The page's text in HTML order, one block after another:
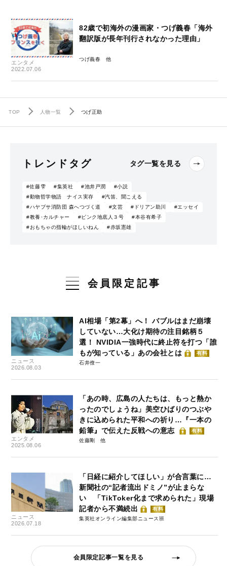
エンタメ
2022.07.06
82歳で初海外の漫画家・つげ義春「海外
翻訳版が長年刊行されなかった理由」
つげ義春
TOP 人物一覧 つげ正助
トレンドタグ タグ一覧を見る
#佐藤雫 #集英社 #池井戸潤
#小説
#動物哲学物語 ナイス実存
#汽笛、聞こえる
#ハヤブサ消防団 森へつづく道
#文芸 #ドリアン助川
#エッセイ
#教養･カルチャー
#ピンク地底人３号
#本谷有希子
#おもちゃの指輪がほしいねん
#赤坂憲雄
会員限定記事
ニュース
2026.08.03
AI相場「第2幕」へ！ バブルはまだ崩壊
していない…大化け期待の注目銘柄５
選！ NVIDIA一強時代に終止符を打つ「誰
もが知っている」あの会社とは
有料
石井僚一
エンタメ
2025.08.06
「あの時、広島の人たちは、もっと熱か
ったのでしょうね」美空ひばりのつぶや
きに込められた平和への祈り…『一本の
鉛筆』で伝えた反戦への意志
有料
佐藤剛
ニュース
2026.07.18
「日経に紹介してほしい」が合言葉に…
新聞社の“記者流出ドミノ”が止まらな
い 「TikToker化まで求められた」現場
記者から不満続出
有料
集英社オンライン編集部ニュース班
会員限定記事一覧を見る